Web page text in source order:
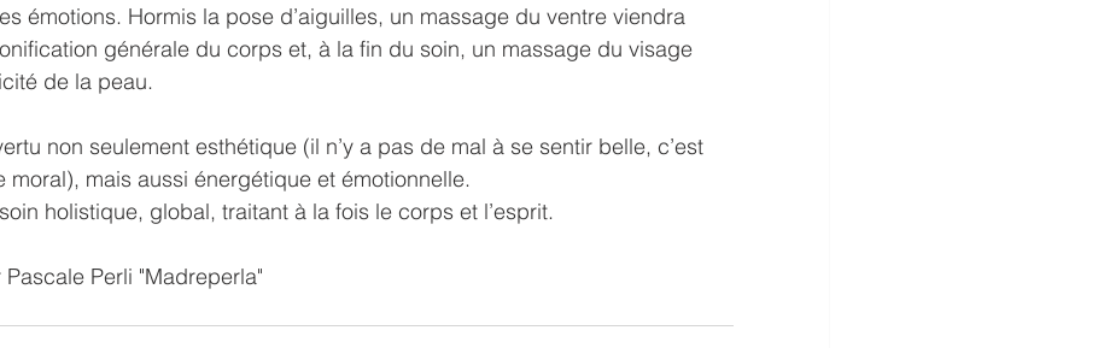
émotions. Hormis la pose d’aiguilles, un massage du ventre viendra
générale du corps et, à la fin du soin, un massage du visage
de la peau.
non seulement esthétique (il n’y a pas de mal à se sentir belle, c’est
moral), mais aussi énergétique et émotionnelle.
holistique, global, traitant à la fois le corps et l’esprit.
Perli "Madreperla"